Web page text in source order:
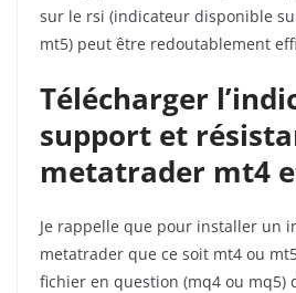
sur le rsi (indicateur disponible
mt5) peut être redoutablement
Télécharger
support et
metatrader mt4
Je rappelle que pour installer un
metatrader que ce soit mt4 ou
fichier en question (mq4 ou mq5)